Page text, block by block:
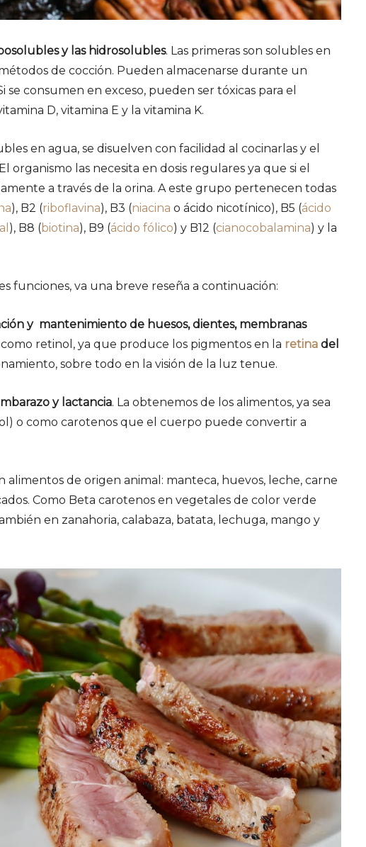
y las hidrosolubles. Las primeras son solubles en
de cocción. Pueden almacenarse durante un
consumen en exceso, pueden ser tóxicas para el
D, vitamina E y la vitamina K.
en agua, se disuelven con facilidad al cocinarlas y el
organismo las necesita en dosis regulares ya que si el
a través de la orina. A este grupo pertenecen todas
), B2 (riboflavina), B3 (niacina o ácido nicotínico), B5 (ácido
), B8 (biotina), B9 (ácido fólico) y B12 (cianocobalamina) y la
funciones, va una breve reseña a continuación:
y mantenimiento de huesos, dientes, membranas
retinol, ya que produce los pigmentos en la retina del
sobre todo en la visión de la luz tenue.
y lactancia. La obtenemos de los alimentos, ya sea
o como carotenos que el cuerpo puede convertir a
alimentos de origen animal: manteca, huevos, leche, carne
Como Beta carotenos en vegetales de color verde
en zanahoria, calabaza, batata, lechuga, mango y